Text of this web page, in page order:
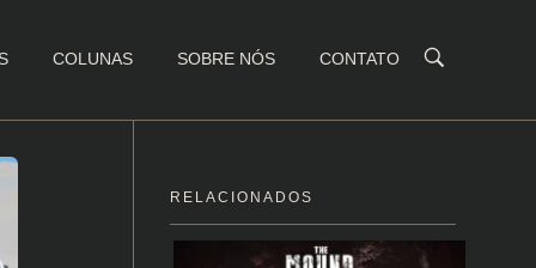
COLUNAS SOBRE NÓS CONTATO
RELACIONADOS